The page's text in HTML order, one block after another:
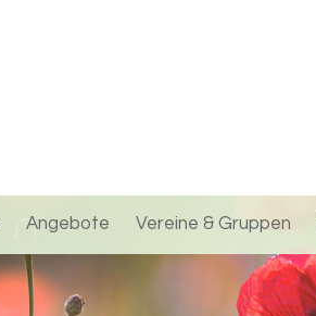
Angebote Vereine & Gruppen